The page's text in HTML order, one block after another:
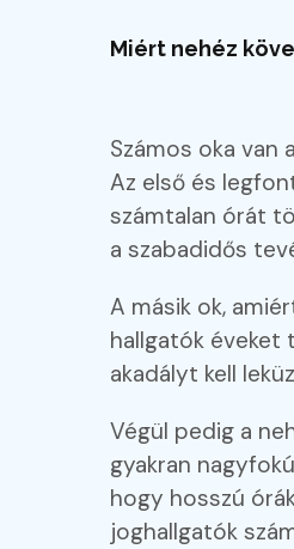
Miért nehéz
Számos oka van
Az első és
számtalan órát
a szabadidős
A másik ok,
hallgatók éveket
akadályt kell
Végül pedig a
gyakran
hogy hosszú
joghallgatók